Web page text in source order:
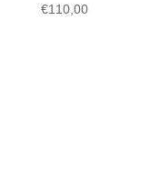
€110,00